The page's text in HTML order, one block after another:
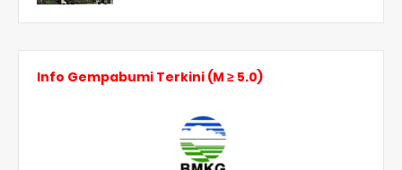
Info Gempabumi Terkini (M ≥ 5.0)